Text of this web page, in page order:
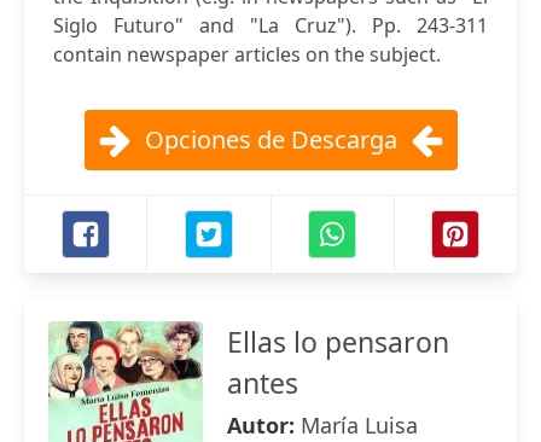
Siglo Futuro" and "La Cruz"). Pp. 243-311
contain newspaper articles on the subject.
Opciones de Descarga
Ellas lo pensaron
antes
Autor: María Luisa